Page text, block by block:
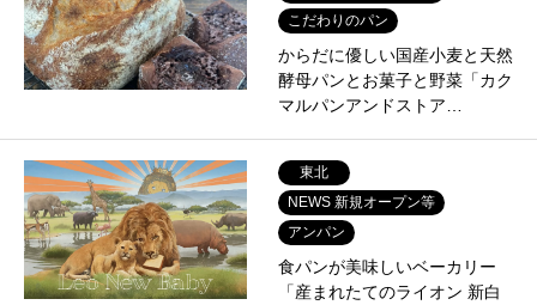
こだわりのパン
からだに優しい国産小麦と天然
酵母パンとお菓子と野菜「カク
マルパンアンドストア…
東北
NEWS 新規オープン等
アンパン
食パンが美味しいベーカリー
「産まれたてのライオン 新白